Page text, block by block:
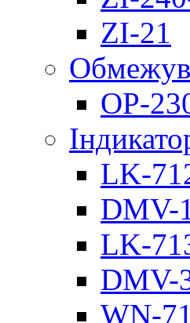
ZI-21
OP-
LK-
DMV-
LK-
DMV-
WN-